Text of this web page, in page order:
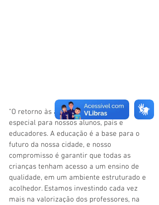
"O retorno às aulas é um momento
especial para nossos alunos, pais e
educadores. A educação é a base para o
futuro da nossa cidade, e nosso
compromisso é garantir que todas as
crianças tenham acesso a um ensino de
qualidade, em um ambiente estruturado e
acolhedor. Estamos investindo cada vez
mais na valorização dos professores, na